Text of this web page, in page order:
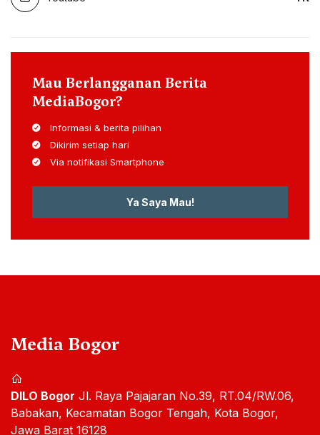
Mau Berlangganan Berita
MediaBogor?
Informasi & berita pilihan
Dikirim setiap hari
Via notifikasi Smartphone
Ya Saya Mau!
Media Bogor
DILO Bogor Jl. Raya Pajajaran No.39, RT.04/RW.06,
Babakan, Kecamatan Bogor Tengah, Kota Bogor,
Jawa Barat 16128